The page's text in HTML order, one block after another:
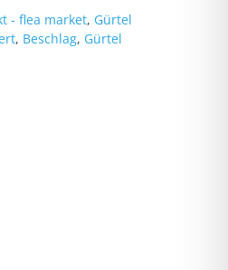
- flea market, Gürtel
, Beschlag, Gürtel